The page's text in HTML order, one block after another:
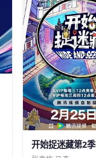
开始捉迷藏第2季